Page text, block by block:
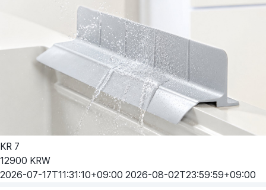
KR 7
12900 KRW
2026-07-17T11:31:10+09:00 2026-08-02T23:59:59+09:00